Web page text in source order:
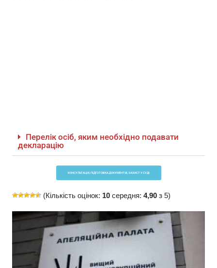
Перелік осіб, яким необхідно подавати
декларацію
КОНСУЛЬТАЦІЯ, ПІДГОТОВКА ДОКУМЕНТІВ, ЗАХИСТ У СУДІ
(Кількість оцінок: 10 середня: 4,90 з 5)